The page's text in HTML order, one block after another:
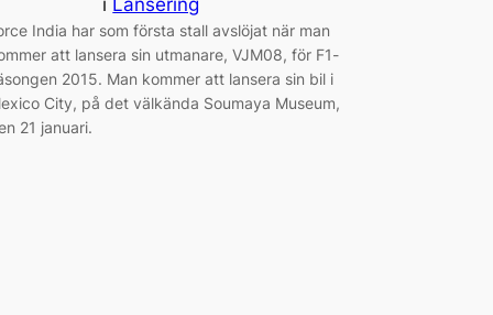
India har som första stall avslöjat när man
att lansera sin utmanare, VJM08, för F1-
2015. Man kommer att lansera sin bil i
City, på det välkända Soumaya Museum,
21 januari.